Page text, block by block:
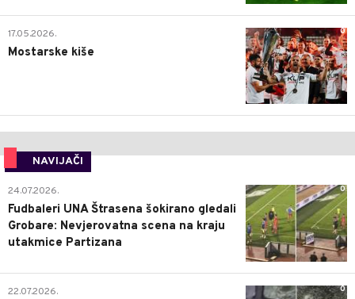
0
17.05.2026.
Mostarske kiše
NAVIJAČI
0
24.07.2026.
Fudbaleri UNA Štrasena šokirano gledali
Grobare: Nevjerovatna scena na kraju
utakmice Partizana
0
22.07.2026.